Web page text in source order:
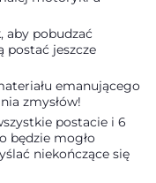
aby pobudzać
postać jeszcze
emanującego
zmysłów!
postacie i 6
będzie mogło
niekończące się